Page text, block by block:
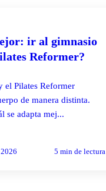
ir al gimnasio
Reformer?
el Pilates Reformer
de manera distinta.
se adapta mej...
5 min de lectura